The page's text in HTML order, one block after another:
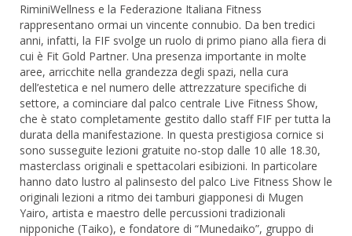
RiminiWellness e la Federazione Italiana Fitness
rappresentano ormai un vincente connubio. Da ben tredici
anni, infatti, la FIF svolge un ruolo di primo piano alla fiera di
cui è Fit Gold Partner. Una presenza importante in molte
aree, arricchite nella grandezza degli spazi, nella cura
dell’estetica e nel numero delle attrezzature specifiche di
settore, a cominciare dal palco centrale Live Fitness Show,
che è stato completamente gestito dallo staff FIF per tutta la
durata della manifestazione. In questa prestigiosa cornice si
sono susseguite lezioni gratuite no-stop dalle 10 alle 18.30,
masterclass originali e spettacolari esibizioni. In particolare
hanno dato lustro al palinsesto del palco Live Fitness Show le
originali lezioni a ritmo dei tamburi giapponesi di Mugen
Yairo, artista e maestro delle percussioni tradizionali
nipponiche (Taiko), e fondatore di “Munedaiko”, gruppo di